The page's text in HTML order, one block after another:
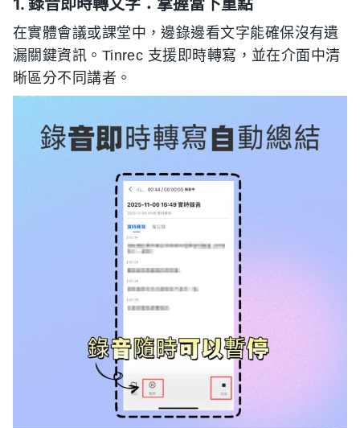
1. 錄音即時轉文字：掌握當下重點
在實體會議或課堂中，邊錄邊看文字能確保沒有遺
漏關鍵資訊。Tinrec 支援即時轉寫，並在介面中清
晰區分不同講者。